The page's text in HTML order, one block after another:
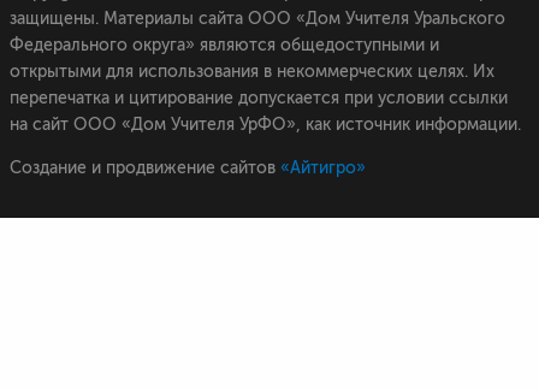
защищены. Материалы сайта ООО «Дом Учителя Уральского
Федерального округа» являются общедоступными и
открытыми для использования в некоммерческих целях. Их
перепечатка и цитирование допускается при условии ссылки
на сайт ООО «Дом Учителя УрФО», как источник информации.
Создание и продвижение сайтов «Айтигро»